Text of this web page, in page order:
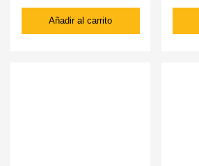
Añadir al carrito